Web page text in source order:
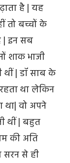
है | यह
तो बच्चों के
| इन सब
शाक भाजी
थीं | डॉ साब के
था लेकिन
था| वो अपने
थीं | बहुत
की अति
सरन से ही